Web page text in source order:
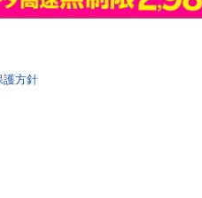
護方針